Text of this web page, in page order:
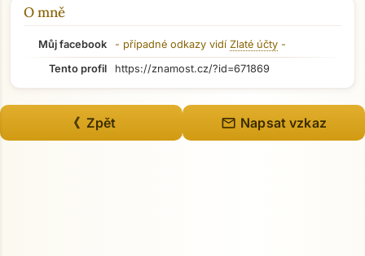
O mně
Můj facebook - případné odkazy vidí Zlaté účty -
Tento profil
https://znamost.cz/?id=671869
《 Zpět mail Napsat vzkaz